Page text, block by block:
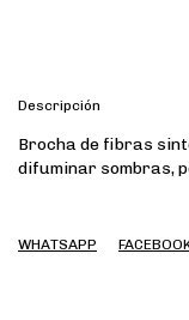
Descripción
Brocha de fibras
difuminar sombras,
WHATSAPP